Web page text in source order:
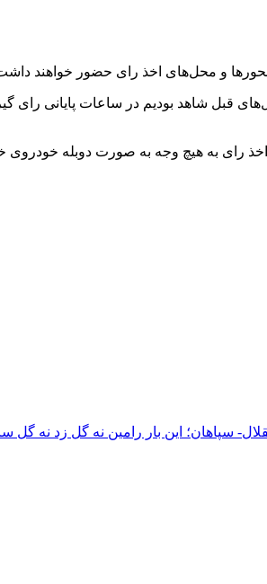
و محل‌های اخذ رای حضور خواهند
قبل شاهد بودیم در ساعات پایانی رای
رای به هیچ وجه به صورت دوبله